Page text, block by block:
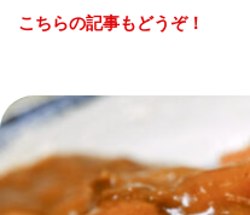
こちらの記事もどうぞ！